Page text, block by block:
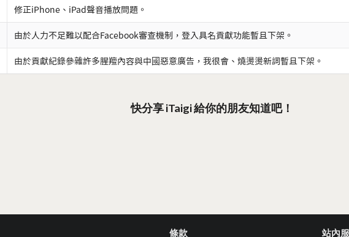
修正iPhone、iPad聲音播放問題。
由於人力不足難以配合Facebook審查機制，登入具名貢獻功能暫且下架。
由於貢獻紀錄參雜許多腥羶內容與中國惡意廣告，我很會、燒燙燙新詞暫且下架。
快分享 iTaigi 給你的朋友知道吧！
條款 站內